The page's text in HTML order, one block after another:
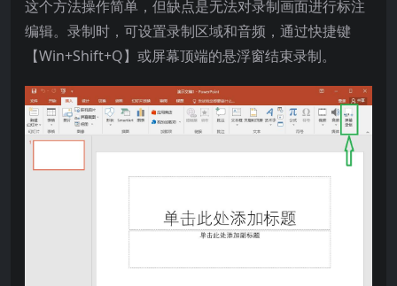
这个方法操作简单，但缺点是无法对录制画面进行标注
编辑。录制时，可设置录制区域和音频，通过快捷键
【Win+Shift+Q】或屏幕顶端的悬浮窗结束录制。